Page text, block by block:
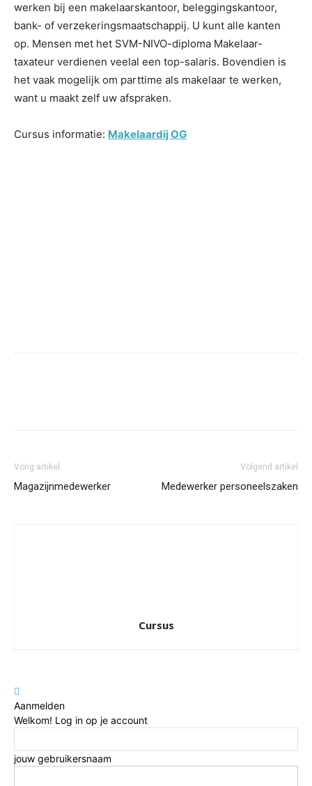
werken bij een makelaarskantoor, beleggingskantoor,
bank- of verzekeringsmaatschappij. U kunt alle kanten
op. Mensen met het SVM-NIVO-diploma Makelaar-
taxateur verdienen veelal een top-salaris. Bovendien is
het vaak mogelijk om parttime als makelaar te werken,
want u maakt zelf uw afspraken.
Cursus informatie: Makelaardij OG
Vorig artikel
Magazijnmedewerker
Volgend artikel
Medewerker personeelszaken
Cursus
Aanmelden
Welkom! Log in op je account
jouw gebruikersnaam